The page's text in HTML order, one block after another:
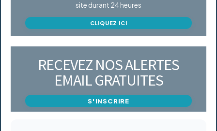
site durant 24 heures
CLIQUEZ ICI
RECEVEZ NOS ALERTES
EMAIL GRATUITES
S'INSCRIRE